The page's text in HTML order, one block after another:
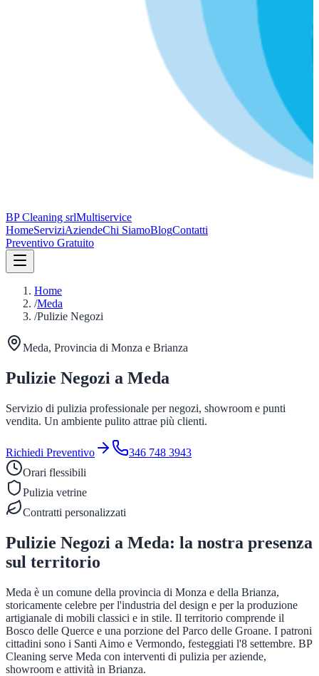
BP Cleaning srlMultiservice
HomeServiziAziendeChi SiamoBlogContatti
Preventivo Gratuito
Home
/Meda
/Pulizie Negozi
Meda, Provincia di Monza e Brianza
Pulizie Negozi a Meda
Servizio di pulizia professionale per negozi, showroom e punti
vendita. Un ambiente pulito attrae più clienti.
Richiedi Preventivo
346 748 3943
Orari flessibili
Pulizia vetrine
Contratti personalizzati
Pulizie Negozi a Meda: la nostra presenza
sul territorio
Meda è un comune della provincia di Monza e della Brianza,
storicamente celebre per l'industria del design e per la produzione
artigianale di mobili classici e in stile. Il territorio comprende il
Bosco delle Querce e una porzione del Parco delle Groane. I patroni
cittadini sono i Santi Aimo e Vermondo, festeggiati l'8 settembre. BP
Cleaning serve Meda con interventi di pulizia per aziende,
showroom e attività in Brianza.